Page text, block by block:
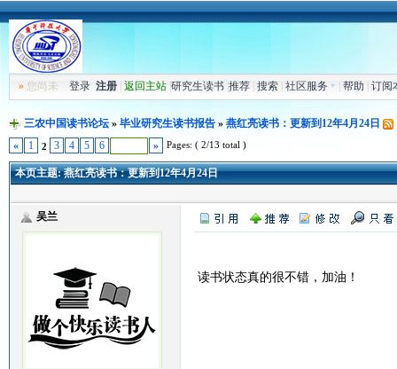
»您尚未 登录 注册| 返回主站| 研究生读书| 推荐| 搜索| 社区服务 帮助 订阅
三农中国读书论坛» 毕业研究生读书报告» 燕红亮读书：更新到12年4月24日
«
1 2 3 4 5 6 » Pages: ( 2/13 total )
本页主题:燕红亮读书：更新到12年4月24日
吴兰
读书状态真的很不错，加油！